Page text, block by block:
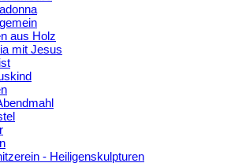
aus Holz
mit Jesus
- Heiligenskulpturen